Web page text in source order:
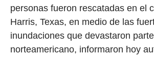
personas fueron rescatadas en el
Harris, Texas, en medio de las
inundaciones que devastaron
norteamericano, informaron hoy